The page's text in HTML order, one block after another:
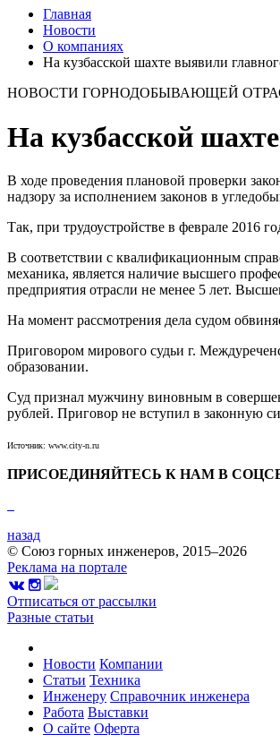
Главная
Новости
О компаниях
На кузбасской шахте выявили
НОВОСТИ ГОРНОДОБЫВАЮЩЕЙ
На кузбасской
В ходе проведения плановой проверки
надзору за исполнением законов в
Так, при трудоустройстве в феврале 2016
В соответствии с квалификационным
механика, является наличие высшего
предприятия отрасли не менее 5 лет.
На момент рассмотрения дела судом
Приговором мирового судьи г.
образовании.
Суд признал мужчину виновным в
рублей. Приговор не вступил в законную
Источник: www.city-n.ru
ПРИСОЕДИНЯЙТЕСЬ К НАМ В
назад
© Союз горных инженеров, 2015–2026
Реклама на портале
Отписаться от рассылки
Разные статьи
Новости Компании
Статьи Техника
Инженеру Справочник инженера
Работа Выставки
О сайте Оферта